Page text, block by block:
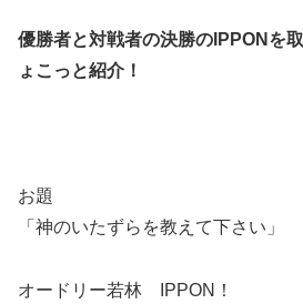
優勝者と対戦者の決勝のIPPONを
ょこっと紹介！
お題
「神のいたずらを教えて下さい」
オードリー若林 IPPON！